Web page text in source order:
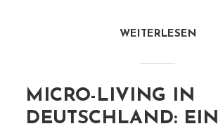
WEITERLESEN
MICRO-LIVING IN
DEUTSCHLAND: EIN